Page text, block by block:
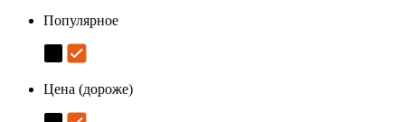
Популярное
Цена (дороже)